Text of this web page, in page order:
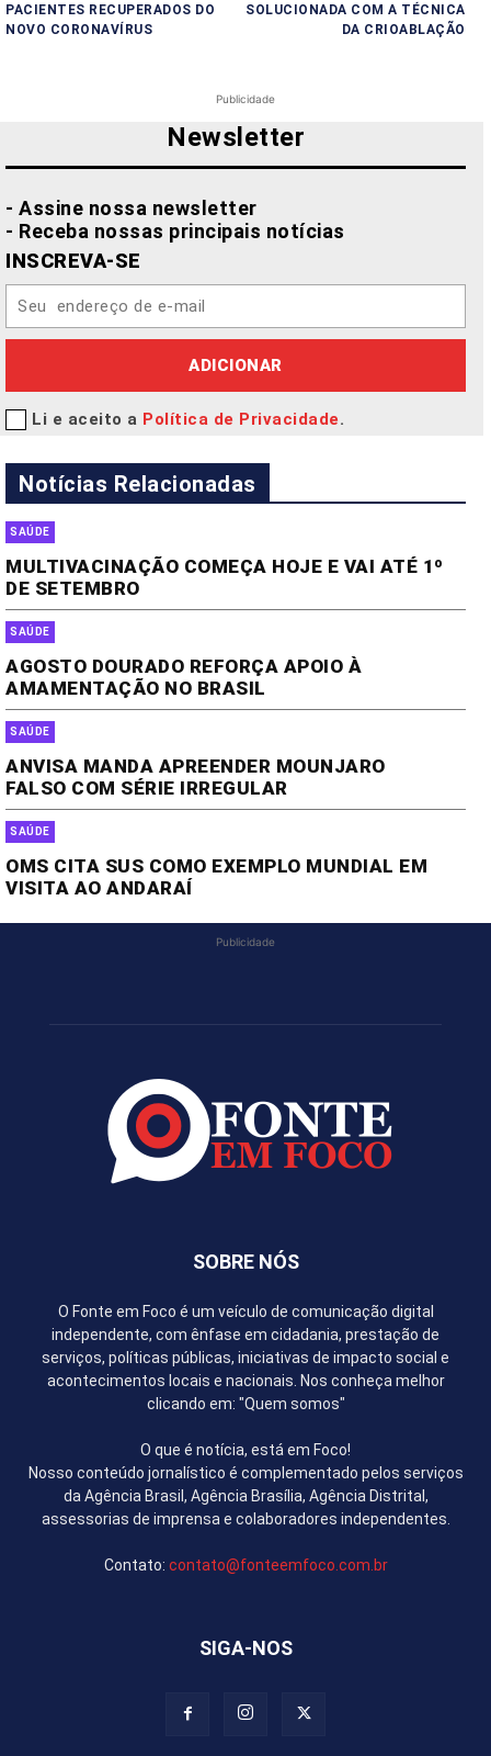
PACIENTES RECUPERADOS DO
NOVO CORONAVÍRUS
SOLUCIONADA COM A TÉCNICA
DA CRIOABLAÇÃO
Publicidade
Newsletter
- Assine nossa newsletter
- Receba nossas principais notícias
INSCREVA-SE
ADICIONAR
Li e aceito a Política de Privacidade.
Notícias Relacionadas
SAÚDE
MULTIVACINAÇÃO COMEÇA HOJE E VAI ATÉ 1º
DE SETEMBRO
SAÚDE
AGOSTO DOURADO REFORÇA APOIO À
AMAMENTAÇÃO NO BRASIL
SAÚDE
ANVISA MANDA APREENDER MOUNJARO
FALSO COM SÉRIE IRREGULAR
SAÚDE
OMS CITA SUS COMO EXEMPLO MUNDIAL EM
VISITA AO ANDARAÍ
Publicidade
SOBRE NÓS
O Fonte em Foco é um veículo de comunicação digital
independente, com ênfase em cidadania, prestação de
serviços, políticas públicas, iniciativas de impacto social e
acontecimentos locais e nacionais. Nos conheça melhor
clicando em: "Quem somos"
O que é notícia, está em Foco!
Nosso conteúdo jornalístico é complementado pelos serviços
da Agência Brasil, Agência Brasília, Agência Distrital,
assessorias de imprensa e colaboradores independentes.
Contato: contato@fonteemfoco.com.br
SIGA-NOS